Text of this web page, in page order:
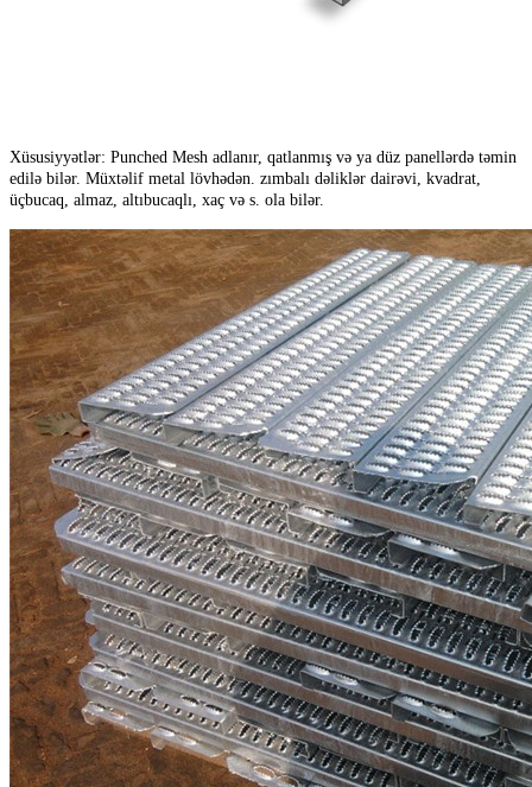
Xüsusiyyətlər: Punched Mesh adlanır, qatlanmış və ya düz panellərdə təmin
edilə bilər. Müxtəlif metal lövhədən. zımbalı dəliklər dairəvi, kvadrat,
üçbucaq, almaz, altıbucaqlı, xaç və s. ola bilər.